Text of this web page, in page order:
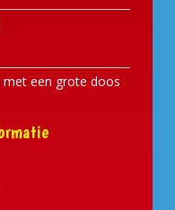
met een grote doos